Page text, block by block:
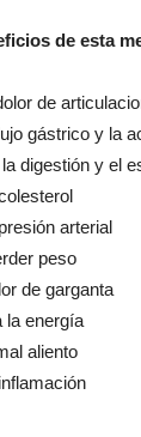
de esta
de
gástrico y la
digestión y el
arterial
peso
de garganta
la energía
aliento